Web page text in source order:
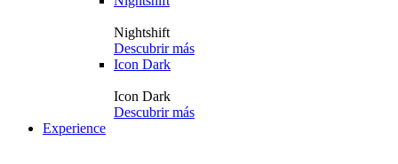
Nightshift
Descubrir más
Icon Dark
Icon Dark
Descubrir más
Experience